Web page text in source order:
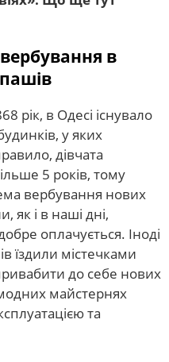
в
рік, в Одесі існувало
у яких
дівчата
5 років, тому
вербування нових
як і в наші дні,
оплачується. Іноді
їздили містечками
до себе нових
майстернях
та